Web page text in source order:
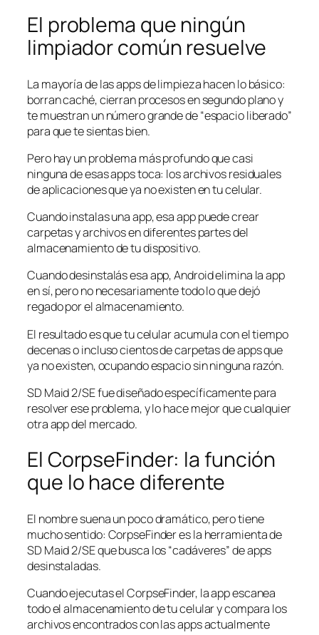
El problema que ningún
limpiador común resuelve
La mayoría de las apps de limpieza hacen lo básico:
borran caché, cierran procesos en segundo plano y
te muestran un número grande de “espacio liberado”
para que te sientas bien.
Pero hay un problema más profundo que casi
ninguna de esas apps toca: los archivos residuales
de aplicaciones que ya no existen en tu celular.
Cuando instalas una app, esa app puede crear
carpetas y archivos en diferentes partes del
almacenamiento de tu dispositivo.
Cuando desinstalás esa app, Android elimina la app
en sí, pero no necesariamente todo lo que dejó
regado por el almacenamiento.
El resultado es que tu celular acumula con el tiempo
decenas o incluso cientos de carpetas de apps que
ya no existen, ocupando espacio sin ninguna razón.
SD Maid 2/SE fue diseñado específicamente para
resolver ese problema, y lo hace mejor que cualquier
otra app del mercado.
El CorpseFinder: la función
que lo hace diferente
El nombre suena un poco dramático, pero tiene
mucho sentido: CorpseFinder es la herramienta de
SD Maid 2/SE que busca los “cadáveres” de apps
desinstaladas.
Cuando ejecutas el CorpseFinder, la app escanea
todo el almacenamiento de tu celular y compara los
archivos encontrados con las apps actualmente